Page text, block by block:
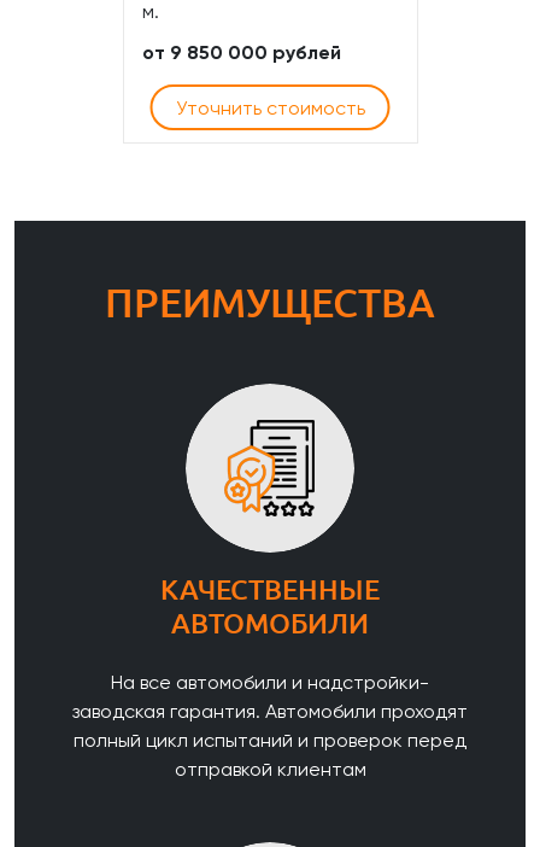
м.
от 9 850 000 рублей
Уточнить стоимость
ПРЕИМУЩЕСТВА
КАЧЕСТВЕННЫЕ
АВТОМОБИЛИ
На все автомобили и надстройки-
заводская гарантия. Автомобили проходят
полный цикл испытаний и проверок перед
отправкой клиентам